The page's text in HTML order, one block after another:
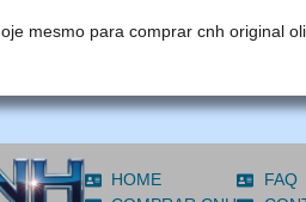
mesmo para comprar cnh original
HOME
FAQ